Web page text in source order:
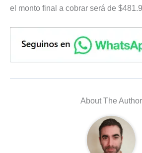
el monto final a cobrar será de
About The Author